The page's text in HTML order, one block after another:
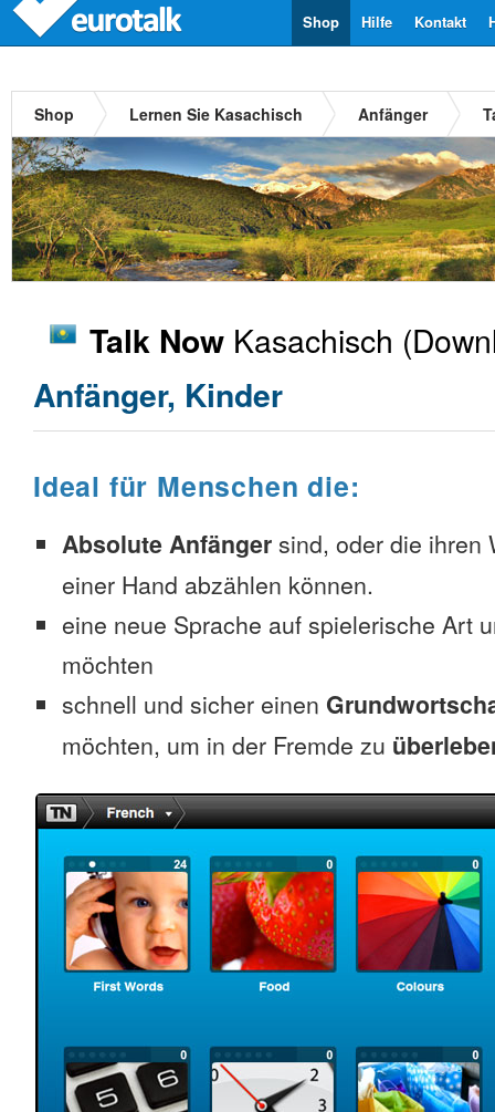
Kontakt
Hilfe
Shop
Shop Lernen Sie Kasachisch Anfänger
Talk Now Kasachisch
Anfänger, Kinder
Ideal für Menschen die:
Absolute Anfänger sind, oder die ihren
einer Hand abzählen können.
eine neue Sprache auf spielerische Art
möchten
schnell und sicher einen
möchten, um in der Fremde zu